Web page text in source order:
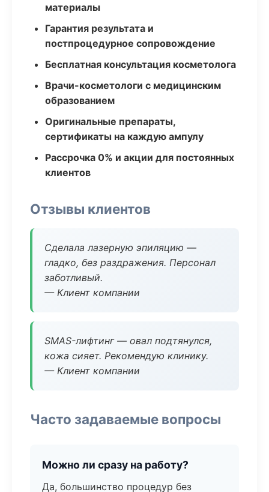
материалы
Гарантия результата и
постпроцедурное сопровождение
Бесплатная консультация косметолога
Врачи-косметологи с медицинским
образованием
Оригинальные препараты,
сертификаты на каждую ампулу
Рассрочка 0% и акции для постоянных
клиентов
Отзывы клиентов
Сделала лазерную эпиляцию —
гладко, без раздражения. Персонал
заботливый.
— Клиент компании
SMAS-лифтинг — овал подтянулся,
кожа сияет. Рекомендую клинику.
— Клиент компании
Часто задаваемые вопросы
Можно ли сразу на работу?
Да, большинство процедур без